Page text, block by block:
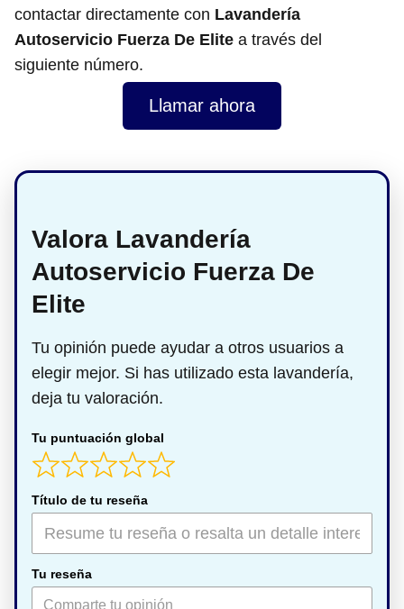
contactar directamente con Lavandería
Autoservicio Fuerza De Elite a través del
siguiente número.
Llamar ahora
Valora Lavandería
Autoservicio Fuerza De
Elite
Tu opinión puede ayudar a otros usuarios a
elegir mejor. Si has utilizado esta lavandería,
deja tu valoración.
Tu puntuación global
Título de tu reseña
Tu reseña